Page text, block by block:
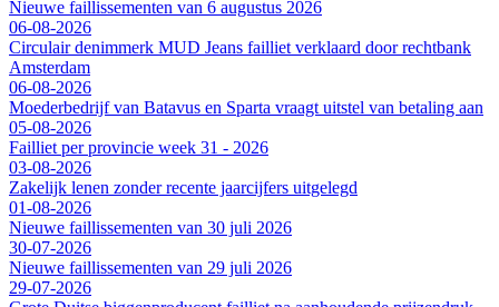
Nieuwe faillissementen van 6 augustus 2026
06-08-2026
Circulair denimmerk MUD Jeans failliet verklaard door rechtbank
Amsterdam
06-08-2026
Moederbedrijf van Batavus en Sparta vraagt uitstel van betaling aan
05-08-2026
Failliet per provincie week 31 - 2026
03-08-2026
Zakelijk lenen zonder recente jaarcijfers uitgelegd
01-08-2026
Nieuwe faillissementen van 30 juli 2026
30-07-2026
Nieuwe faillissementen van 29 juli 2026
29-07-2026